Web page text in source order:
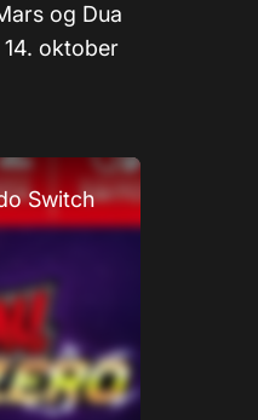
og Dua
oktober
Switch